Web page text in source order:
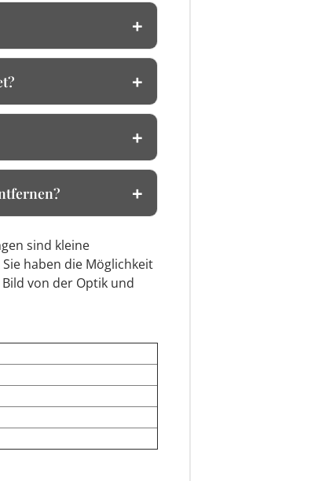
sind kleine
haben die Möglichkeit
von der Optik und